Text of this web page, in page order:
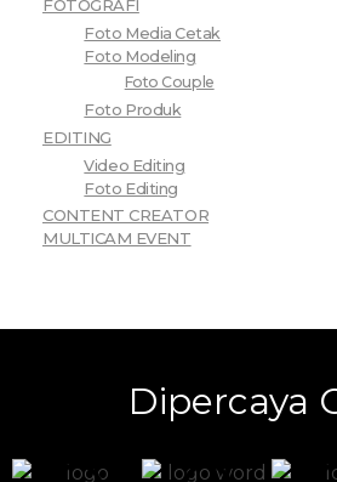
FOTOGRAFI
Foto Media Cetak
Foto Modeling
Foto Couple
Foto Produk
EDITING
Video Editing
Foto Editing
CONTENT CREATOR
MULTICAM EVENT
Dipercaya